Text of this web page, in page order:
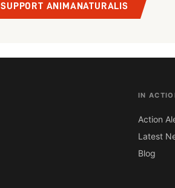
SUPPORT ANIMANATURALIS
IN
Action
Latest
Blog